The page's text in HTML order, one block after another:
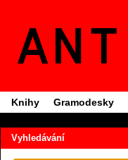
Knihy Gramodesky
Vyhledávání